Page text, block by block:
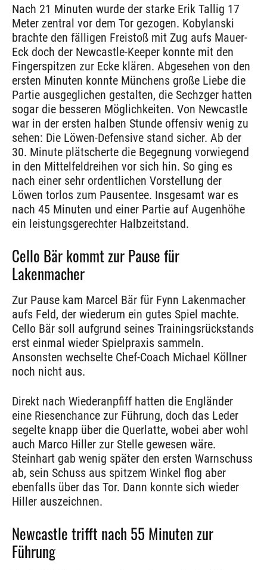
Nach 21 Minuten wurde der starke Erik Tallig 17
Meter zentral vor dem Tor gezogen. Kobylanski
brachte den fälligen Freistoß mit Zug aufs Mauer-
Eck doch der Newcastle-Keeper konnte mit den
Fingerspitzen zur Ecke klären. Abgesehen von den
ersten Minuten konnte Münchens große Liebe die
Partie ausgeglichen gestalten, die Sechzger hatten
sogar die besseren Möglichkeiten. Von Newcastle
war in der ersten halben Stunde offensiv wenig zu
sehen: Die Löwen-Defensive stand sicher. Ab der
30. Minute plätscherte die Begegnung vorwiegend
in den Mittelfeldreihen vor sich hin. So ging es
nach einer sehr ordentlichen Vorstellung der
Löwen torlos zum Pausentee. Insgesamt war es
nach 45 Minuten und einer Partie auf Augenhöhe
ein leistungsgerechter Halbzeitstand.
Cello Bär kommt zur Pause für
Lakenmacher
Zur Pause kam Marcel Bär für Fynn Lakenmacher
aufs Feld, der wiederum ein gutes Spiel machte.
Cello Bär soll aufgrund seines Trainingsrückstands
erst einmal wieder Spielpraxis sammeln.
Ansonsten wechselte Chef-Coach Michael Köllner
noch nicht aus.
Direkt nach Wiederanpfiff hatten die Engländer
eine Riesenchance zur Führung, doch das Leder
segelte knapp über die Querlatte, wobei aber wohl
auch Marco Hiller zur Stelle gewesen wäre.
Steinhart gab wenig später den ersten Warnschuss
ab, sein Schuss aus spitzem Winkel flog aber
ebenfalls über das Tor. Dann konnte sich wieder
Hiller auszeichnen.
Newcastle trifft nach 55 Minuten zur
Führung